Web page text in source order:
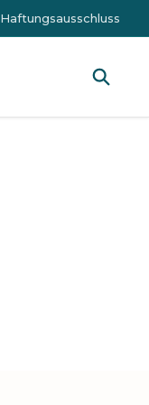
Haftungsausschluss